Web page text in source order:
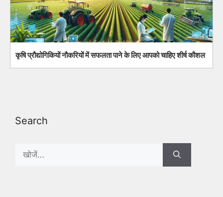
कृषि प्रौद्योगिकियों नौकरियों में सफलता पाने के लिए आपको चाहिए शीर्ष कौशल
Search
Search
for: